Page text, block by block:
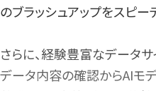
のブラッシュアップをスピー
さらに、経験豊富なデータサ
データ内容の確認からAIモ